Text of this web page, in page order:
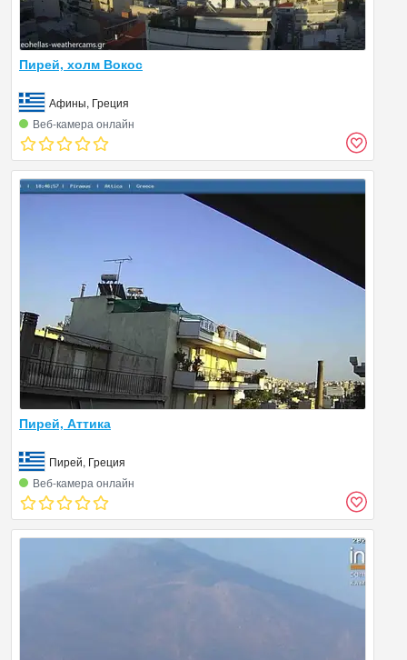
Пирей, холм Вокос
Афины, Греция
Веб‑камера онлайн
Пирей, Аттика
Пирей, Греция
Веб‑камера онлайн